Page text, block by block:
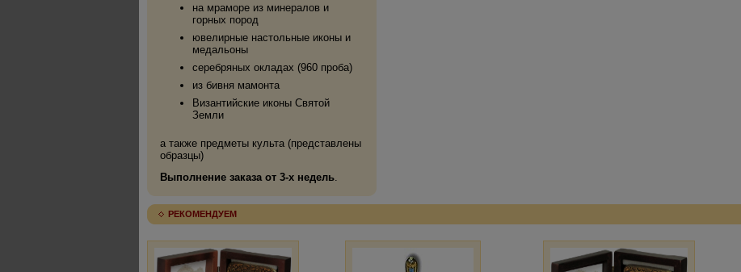
на мраморе из минералов и
горных пород
ювелирные настольные иконы и
медальоны
серебряных окладах (960 проба)
из бивня мамонта
Византийские иконы Святой
Земли
а также предметы культа (представлены
образцы)
Выполнение заказа от 3-х недель.
РЕКОМЕНДУЕМ